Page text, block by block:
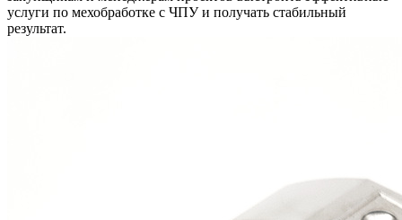
услуги по мехобработке с ЧПУи получать стабильный
результат.